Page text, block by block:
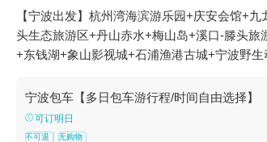
【宁波出发】杭州湾海滨游乐园+庆安会馆+
头生态旅游区+丹山赤水+梅山岛+溪口-滕头
+东钱湖+象山影视城+石浦渔港古城+宁波野
博物院+岩头古村漂流+宁波奇e国+象山鲤龙
鱼+宁波万竹漂流+东钱湖水上乐园+四明山
庄+梅山湾沙滩公园+宁波富邦体育场+罗蒙
宁波包车【多日包车游行程/时间自由选择】
可订明日
不可退 无购物